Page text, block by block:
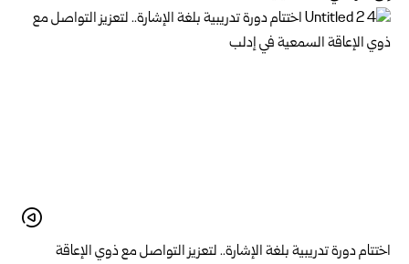
اختتام دورة تدريبية بلغة الإشارة.. لتعزيز التواصل مع ذوي الإعاقة